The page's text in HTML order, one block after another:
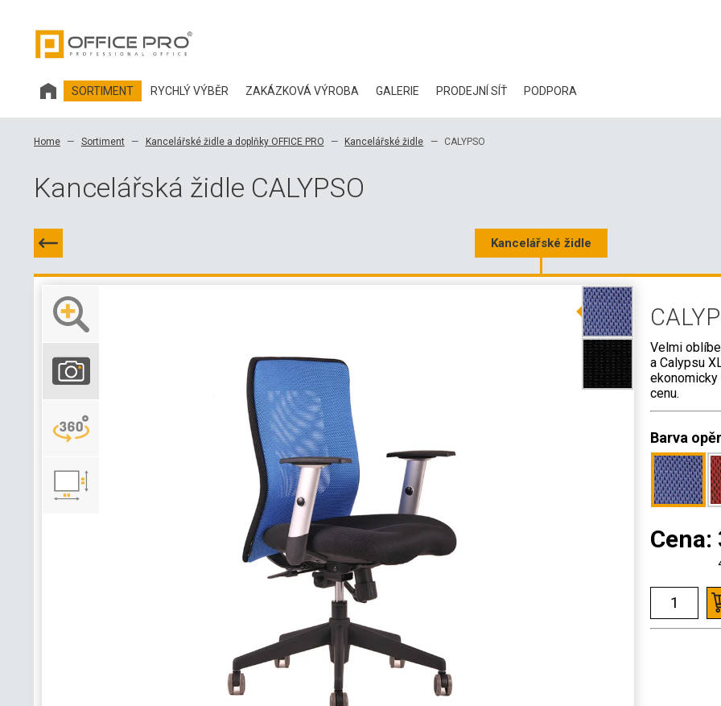
SORTIMENT RYCHLÝ VÝBĚR ZAKÁZKOVÁ VÝROBA GALERIE PRODEJNÍ SÍŤ PODPORA
BLOG
KE STAŽENÍ
3D DATA
VELKOOBCHODNÍ KONTAKTY
Home Sortiment Kancelářské židle a doplňky OFFICE PRO Kancelářské židle CALYPSO
Kancelářská židle CALYPSO
Kancelářské židle
Velmi
a Calypsu
cenu.
Barva
Cena: